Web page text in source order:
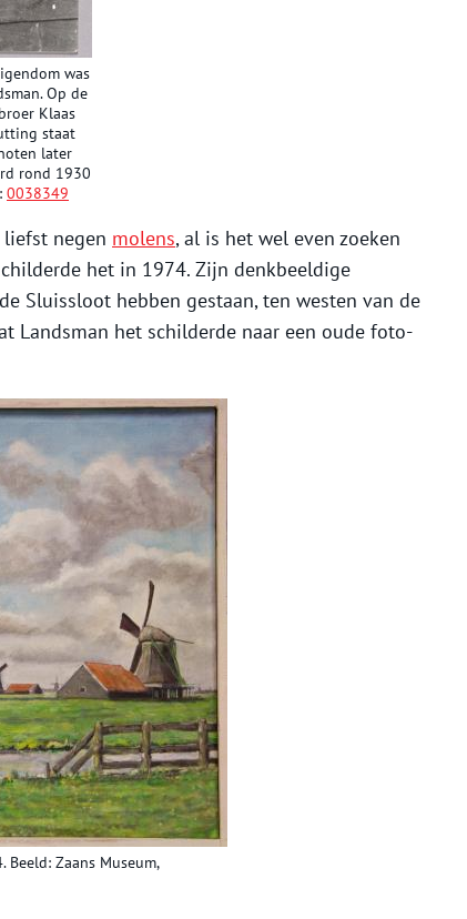
was
Op de
Klaas
staat
later
rond 1930
0038349
negen molens, al is het wel even zoeken
het in 1974. Zijn denkbeeldige
Sluissloot hebben gestaan, ten westen van de
Landsman het schilderde naar een oude foto-
Zaans Museum,